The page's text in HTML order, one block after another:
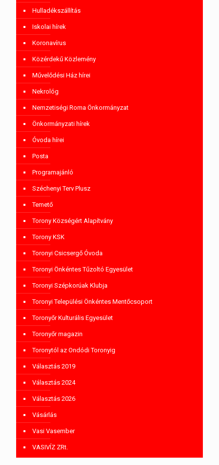
Hulladékszállítás
Iskolai hírek
Koronavírus
Közérdekű Közlemény
Művelődési Ház hírei
Nekrológ
Nemzetiségi Roma Önkormányzat
Önkormányzati hírek
Óvoda hírei
Posta
Programajánló
Széchenyi Terv Plusz
Temető
Torony Községért Alapítvány
Torony KSK
Toronyi Csicsergő Óvoda
Toronyi Önkéntes Tűzoltó Egyesület
Toronyi Szépkorúak Klubja
Toronyi Települési Önkéntes Mentőcsoport
Toronyőr Kulturális Egyesület
Toronyőr magazin
Toronytól az Ondódi Toronyig
Választás 2019
Választás 2024
Választás 2026
Vásárlás
Vasi Vasember
VASIVÍZ ZRt.